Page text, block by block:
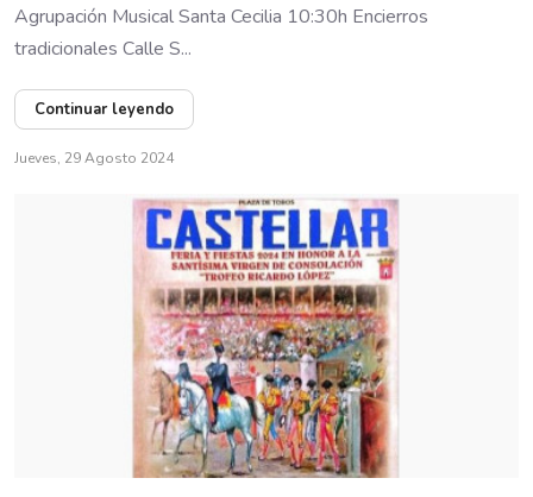
Agrupación Musical Santa Cecilia 10:30h Encierros
tradicionales Calle S...
Continuar leyendo
Jueves, 29 Agosto 2024